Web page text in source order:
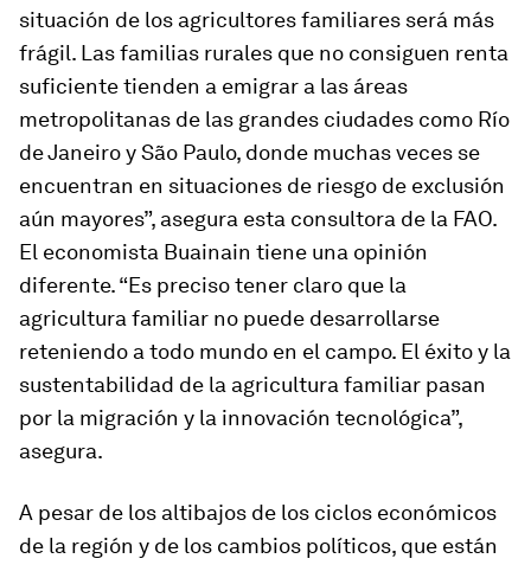
situación de los agricultores familiares será más
frágil. Las familias rurales que no consiguen renta
suficiente tienden a emigrar a las áreas
metropolitanas de las grandes ciudades como Río
de Janeiro y São Paulo, donde muchas veces se
encuentran en situaciones de riesgo de exclusión
aún mayores”, asegura esta consultora de la FAO.
El economista Buainain tiene una opinión
diferente. “Es preciso tener claro que la
agricultura familiar no puede desarrollarse
reteniendo a todo mundo en el campo. El éxito y la
sustentabilidad de la agricultura familiar pasan
por la migración y la innovación tecnológica”,
asegura.
A pesar de los altibajos de los ciclos económicos
de la región y de los cambios políticos, que están